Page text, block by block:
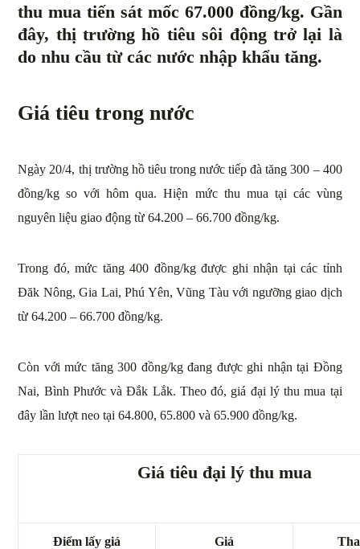
thu mua tiến sát mốc 67.000 đồng/kg. Gần
đây, thị trường hồ tiêu sôi động trở lại là
do nhu cầu từ các nước nhập khẩu tăng.
Giá tiêu trong nước
Ngày 20/4, thị trường hồ tiêu trong nước tiếp đà tăng 300 – 400
đồng/kg so với hôm qua. Hiện mức thu mua tại các vùng
nguyên liệu giao động từ 64.200 – 66.700 đồng/kg.
Trong đó, mức tăng 400 đồng/kg được ghi nhận tại các tỉnh
Đăk Nông, Gia Lai, Phú Yên, Vũng Tàu với ngưỡng giao dịch
từ 64.200 – 66.700 đồng/kg.
Còn với mức tăng 300 đồng/kg đang được ghi nhận tại Đồng
Nai, Bình Phước và Đắk Lắk. Theo đó, giá đại lý thu mua tại
đây lần lượt neo tại 64.800, 65.800 và 65.900 đồng/kg.
Giá tiêu đại lý thu mua
Điểm lấy giá Giá